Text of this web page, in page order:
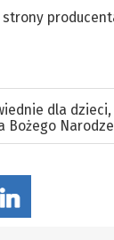
dla dzieci,
Bożego